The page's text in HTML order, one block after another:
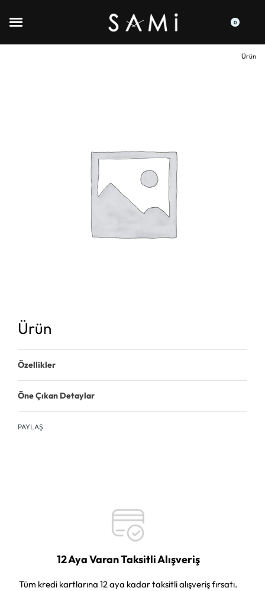
0
Ürün
Ürün
Özellikler
Öne Çıkan Detaylar
PAYLAŞ
12 Aya Varan Taksitli Alışveriş
Tüm kredi kartlarına 12 aya kadar taksitli alışveriş fırsatı.